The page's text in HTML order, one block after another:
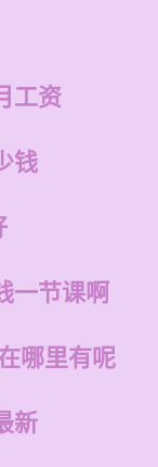
工资
钱
一节课啊
哪里有呢
新